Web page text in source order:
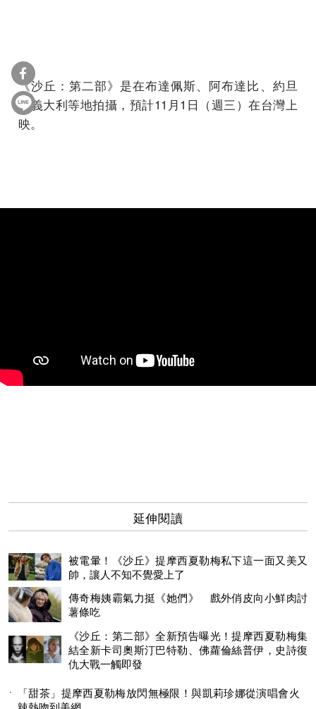
《沙丘：第二部》是在布達佩斯、阿布達比、約旦
和義大利等地拍攝，預計11月1日（週三）在台灣上
映。
延伸閱讀
被電暈！《沙丘》提摩西夏勒梅私下這一面又美又
帥，讓人不知不覺愛上了
傳奇梅姨霸氣力挺《她們》 戲外俏皮向小鮮肉討
薯條吃
《沙丘：第二部》全新預告曝光！提摩西夏勒梅集
結全新卡司奧斯汀巴特勒、佛蘿倫絲普伊，史詩復
仇大戰一觸即發
「甜茶」提摩西夏勒梅放閃無極限！與凱莉珍娜從演唱會火